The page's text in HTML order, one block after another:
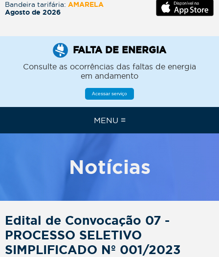
Bandeira tarifária: AMARELA
Agosto de 2026
FALTA DE ENERGIA
Consulte as ocorrências das faltas de energia
em andamento
Acessar serviço
MENU ≡
Notícias
Edital de Convocação 07 -
PROCESSO SELETIVO
SIMPLIFICADO Nº 001/2023